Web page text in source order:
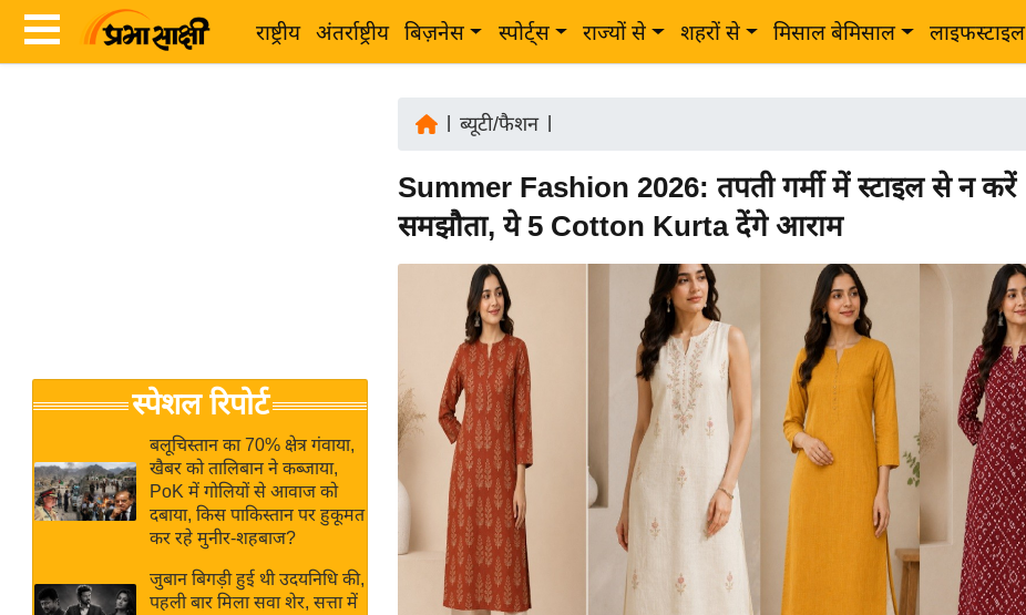
राष्ट्रीय अंतर्राष्ट्रीय बिज़नेस स्पोर्ट्स राज्यों से शहरों से मिसाल बेमिसाल लाइफस्टाइल
Breaking
News in
Hindi
Hindi
जगत
राय
बजट
IPL
स्पेशल रिपोर्ट
बलूचिस्तान का 70% क्षेत्र गंवाया,
खैबर को तालिबान ने कब्जाया,
PoK में गोलियों से आवाज को
दबाया, किस पाकिस्तान पर हुकूमत
कर रहे मुनीर-शहबाज?
जुबान बिगड़ी हुई थी उदयनिधि की,
पहली बार मिला सवा शेर, सत्ता में
ब्यूटी/फैशन|
Summer Fashion 2026: तपती गर्मी में स्टाइल से न करें
समझौता, ये 5 Cotton Kurta देंगे आराम